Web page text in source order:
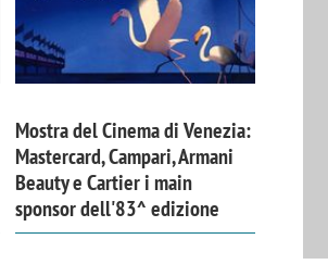
Mostra del Cinema di Venezia:
Mastercard, Campari, Armani
Beauty e Cartier i main
sponsor dell'83^ edizione